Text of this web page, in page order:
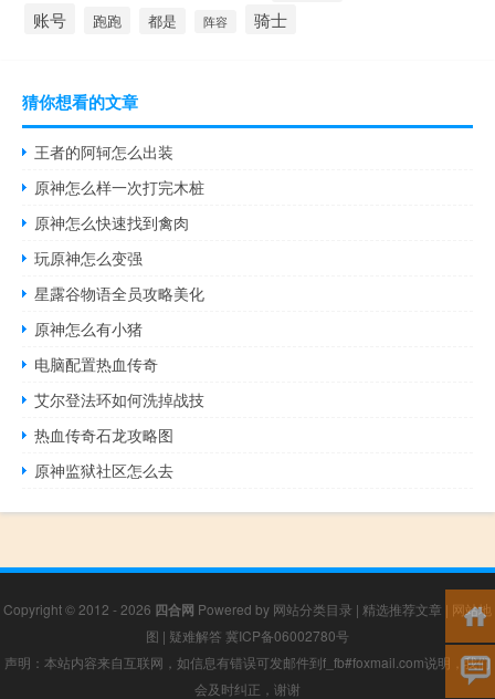
账号 跑跑 都是 阵容 骑士
猜你想看的文章
王者的阿轲怎么出装
原神怎么样一次打完木桩
原神怎么快速找到禽肉
玩原神怎么变强
星露谷物语全员攻略美化
原神怎么有小猪
电脑配置热血传奇
艾尔登法环如何洗掉战技
热血传奇石龙攻略图
原神监狱社区怎么去
Copyright © 2012 - 2026 四合网 Powered by 网站分类目录 | 精选推荐文章 | 网站地
图 | 疑难解答 冀ICP备06002780号
声明：本站内容来自互联网，如信息有错误可发邮件到f_fb#foxmail.com说明，我们
会及时纠正，谢谢